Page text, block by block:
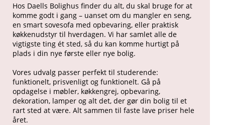
Hos Daells Bolighus finder du alt, du skal bruge for at
komme godt i gang – uanset om du mangler en seng,
en smart sovesofa med opbevaring, eller praktisk
køkkenudstyr til hverdagen. Vi har samlet alle de
vigtigste ting ét sted, så du kan komme hurtigt på
plads i din nye første eller nye bolig.
Vores udvalg passer perfekt til studerende:
funktionelt, prisvenligt og funktionelt. Gå på
opdagelse i møbler, køkkengrej, opbevaring,
dekoration, lamper og alt det, der gør din bolig til et
rart sted at være. Alt sammen til faste lave priser hele
året.